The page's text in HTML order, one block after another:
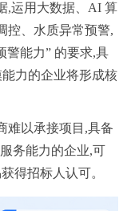
,运用大数据、AI 算
控、水质异常预警,
警能力” 的要求,具
力的企业将形成核
难以承接项目,具备
务能力的企业,可
得招标人认可。